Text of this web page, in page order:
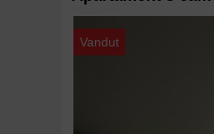
Vandut